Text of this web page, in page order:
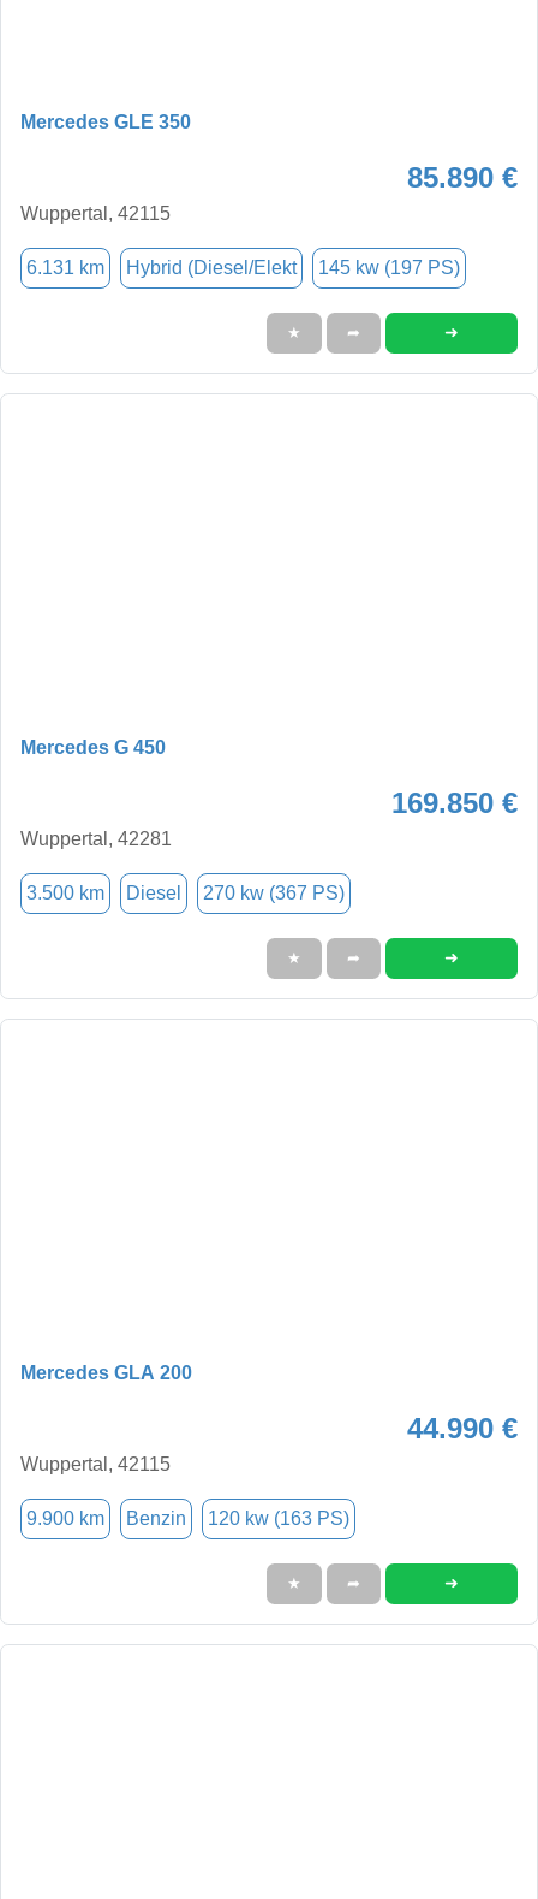
Mercedes GLE 350
85.890 €
Wuppertal, 42115
6.131 km Hybrid (Diesel/Elekt 145 kw (197 PS)
★ ➦ ➜
Mercedes G 450
169.850 €
Wuppertal, 42281
3.500 km Diesel 270 kw (367 PS)
★ ➦ ➜
Mercedes GLA 200
44.990 €
Wuppertal, 42115
9.900 km Benzin 120 kw (163 PS)
★ ➦ ➜